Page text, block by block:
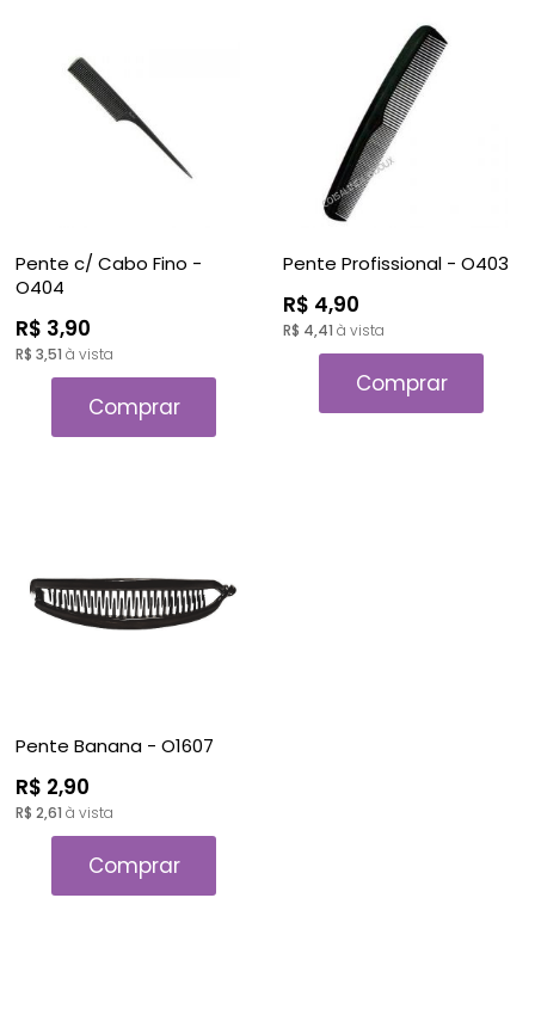
Pente c/ Cabo Fino -
O404
R$ 3,90
R$ 3,51 à vista
Comprar
Pente Profissional - O403
R$ 4,90
R$ 4,41 à vista
Comprar
Pente Banana - O1607
R$ 2,90
R$ 2,61 à vista
Comprar